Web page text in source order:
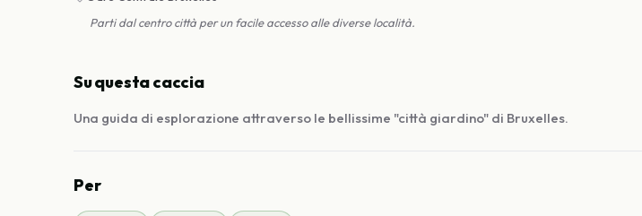
Parti dal centro città per un facile accesso alle diverse località.
Su questa caccia
Una guida di esplorazione attraverso le bellissime "città giardino" di Bruxelles.
Per